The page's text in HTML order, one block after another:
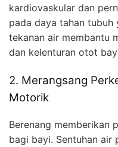
kardiovaskular dan
pada daya tahan tubuh
tekanan air membantu
dan kelenturan otot
2. Merangsang
Motorik
Berenang memberikan
bagi bayi. Sentuhan air